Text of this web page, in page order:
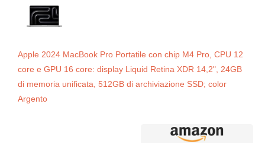
Apple 2024 MacBook Pro Portatile con chip M4 Pro, CPU 12
core e GPU 16 core: display Liquid Retina XDR 14,2", 24GB
di memoria unificata, 512GB di archiviazione SSD; color
Argento